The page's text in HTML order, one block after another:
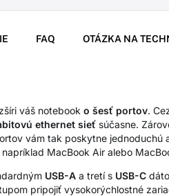
FAQ OTÁZKA NA
váš notebook o šesť portov.
ethernet sieť súčasne.
vám tak poskytne jednoduchú
MacBook Air alebo
USB-A a tretí s USB-C
pripojiť vysokorýchlostné